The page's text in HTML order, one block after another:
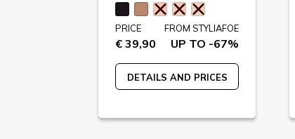
PRICE
€ 39,90
FROM STYLIAFOE
UP TO -67%
DETAILS AND PRICES